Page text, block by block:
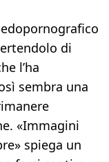
di
l’ha
sembra una
«Immagini
spiega un